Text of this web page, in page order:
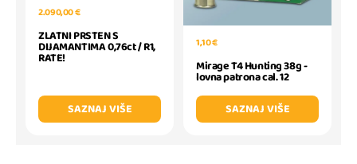
2.090,00 €
ZLATNI PRSTEN S
DIJAMANTIMA 0,76ct / R1,
RATE!
SAZNAJ VIŠE
1,10 €
Mirage T4 Hunting 38g -
lovna patrona cal. 12
SAZNAJ VIŠE